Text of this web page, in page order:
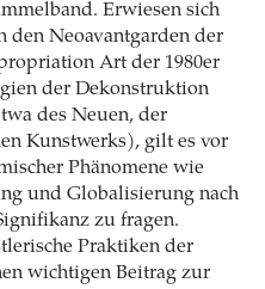
Erwiesen sich
den Neoavantgarden der
Art der 1980er
der Dekonstruktion
des Neuen, der
Kunstwerks), gilt es vor
Phänomene wie
und Globalisierung nach
zu fragen.
Praktiken der
wichtigen Beitrag zur